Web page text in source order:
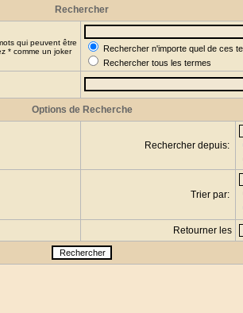
Rechercher
qui peuvent être
* comme un joker
Rechercher n'importe quel de ces
Rechercher tous les termes
Options de Recherche
Rechercher depuis:
Trier par:
Retourner les